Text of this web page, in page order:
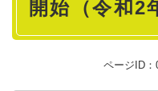
開始（令和2
ページID：